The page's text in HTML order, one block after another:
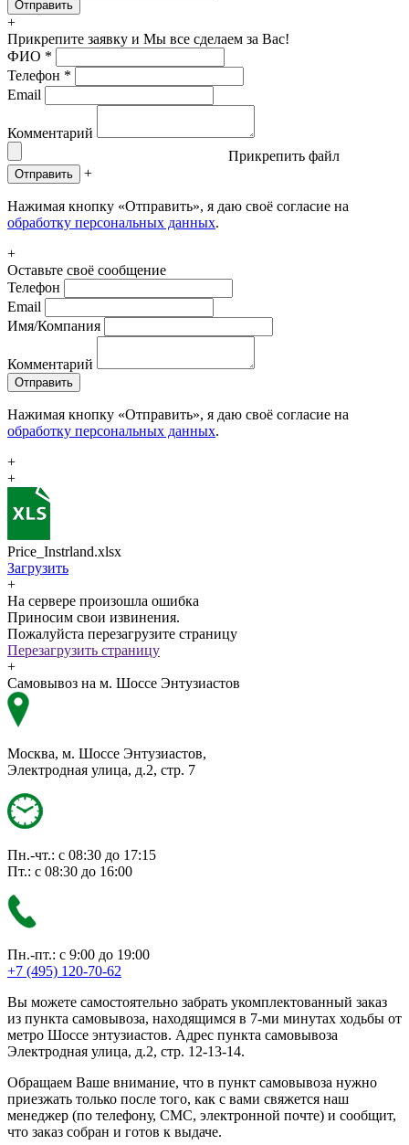
+
Прикрепите заявку и Мы все сделаем за Вас!
ФИО *
Телефон *
Email
Комментарий
Прикрепить файл
Отправить +
Нажимая кнопку «Отправить», я даю своё согласие на
обработку персональных данных.
+
Оставьте своё сообщение
Телефон
Email
Имя/Компания
Комментарий
Отправить
Нажимая кнопку «Отправить», я даю своё согласие на
обработку персональных данных.
+
+
Price_Instrland.xlsx
Загрузить
+
На сервере произошла ошибка
Приносим свои извинения.
Пожалуйста перезагрузите страницу
Перезагрузить страницу
+
Самовывоз на м. Шоссе Энтузиастов
Москва, м. Шоссе Энтузиастов,
Электродная улица, д.2, стр. 7
Пн.-чт.: с 08:30 до 17:15
Пт.: с 08:30 до 16:00
Пн.-пт.: с 9:00 до 19:00
+7 (495) 120-70-62
Вы можете самостоятельно забрать укомплектованный заказ
из пункта самовывоза, находящимся в 7-ми минутах ходьбы от
метро Шоссе энтузиастов. Адрес пункта самовывоза
Электродная улица, д.2, стр. 12-13-14.
Обращаем Ваше внимание, что в пункт самовывоза нужно
приезжать только после того, как с вами свяжется наш
менеджер (по телефону, СМС, электронной почте) и сообщит,
что заказ собран и готов к выдаче.